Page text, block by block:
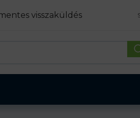
visszaküldés